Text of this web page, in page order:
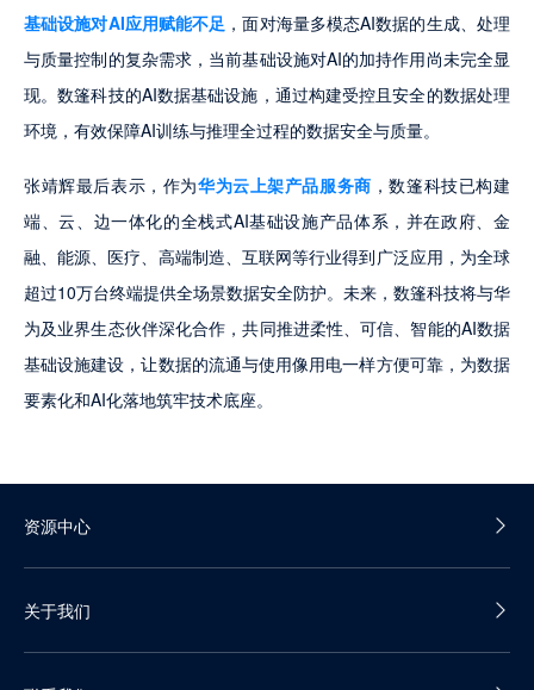
基础设施对AI应用赋能不足 ，面对海量多模态AI数据的生成、处理
与质量控制的复杂需求，当前基础设施对AI的加持作用尚未完全显
现。数篷科技的AI数据基础设施，通过构建受控且安全的数据处理
环境，有效保障AI训练与推理全过程的数据安全与质量。
张靖辉最后表示，作为华为云上架产品服务商 ，数篷科技已构建
端、云、边一体化的全栈式AI基础设施产品体系，并在政府、金
融、能源、医疗、高端制造、互联网等行业得到广泛应用，为全球
超过10万台终端提供全场景数据安全防护。未来，数篷科技将与华
为及业界生态伙伴深化合作，共同推进柔性、可信、智能的AI数据
基础设施建设，让数据的流通与使用像用电一样方便可靠，为数据
要素化和AI化落地筑牢技术底座。
资源中心
产品白皮书
关于我们